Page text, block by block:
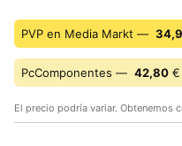
PVP en Media Markt —
PcComponentes — 42,80 €
El precio podría variar. Obtenemos